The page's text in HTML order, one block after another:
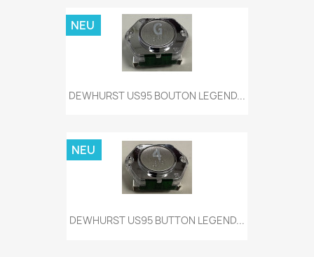
DEWHURST US95 BOUTON LEGEND...
NEU
DEWHURST US95 BUTTON LEGEND...
NEU